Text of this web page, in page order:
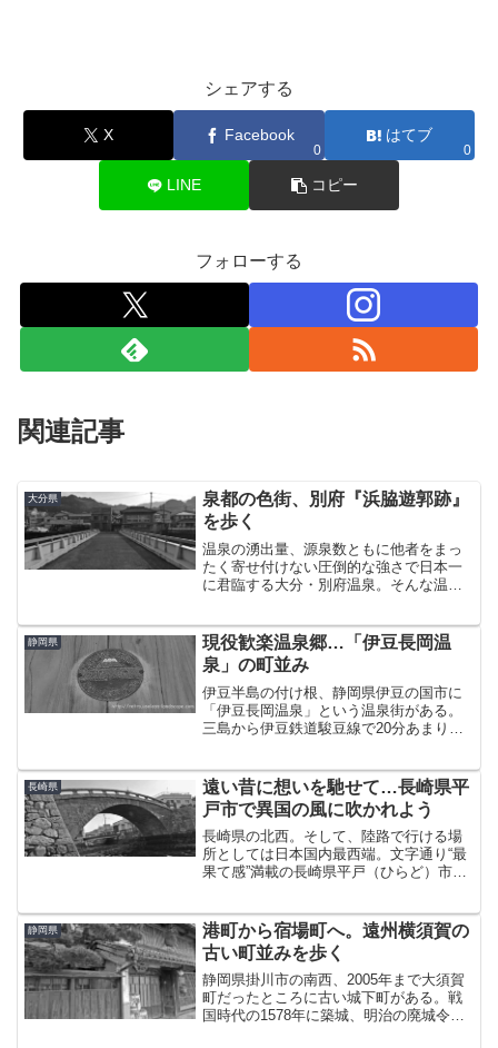
シェアする
X Facebook
0
はてブ
0
LINE コピー
フォローする
関連記事
大分県
泉都の色街、別府『浜脇遊郭跡』
を歩く
温泉の湧出量、源泉数ともに他者をまっ
たく寄せ付けない圧倒的な強さで日本一
に君臨する大分・別府温泉。そんな温泉
あり、その中でも最も南にある浜脇温泉
は「別府発祥の地」と呼ば...
静岡県
現役歓楽温泉郷…「伊豆長岡温
泉」の町並み
伊豆半島の付け根、静岡県伊豆の国市に
「伊豆長岡温泉」という温泉街がある。
三島から伊豆鉄道駿豆線で20分あまり、
度ほど湯治で訪れたことがあるその伊豆
長岡に久しぶりにやっ...
長崎県
遠い昔に想いを馳せて…長崎県平
戸市で異国の風に吹かれよう
長崎県の北西。そして、陸路で行ける場
所としては日本国内最西端。文字通り“最
果て感”満載の長崎県平戸（ひらど）市。
ちょっとだけ触れてみようと思う。 平戸
に来たのは7年ぶり...
静岡県
港町から宿場町へ。遠州横須賀の
古い町並みを歩く
静岡県掛川市の南西、2005年まで大須賀
町だったところに古い城下町がある。戦
国時代の1578年に築城、明治の廃城令ま